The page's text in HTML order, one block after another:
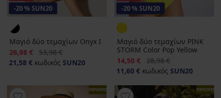
-20 % SUN20
Μαγιό δύο τεμαχίων Onyx I
Έκπτωση
26,98 € Αρχική τιμή
53,98 €
21,58 € κωδικός SUN20
-20 % SUN20
Μαγιό δύο τεμαχίων PINK
STORM Color Pop Yellow
Έκπτωση
14,50 € Αρχική τιμή
28,98 €
11,60 € κωδικός SUN20
ΠΕΡΙΟΡΙΣΜΕΝΑ